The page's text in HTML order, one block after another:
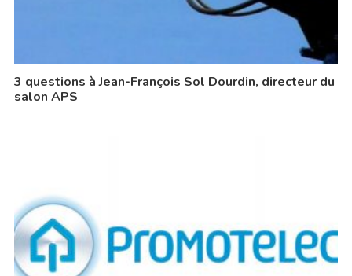
3 questions à Jean-François Sol Dourdin, directeur du
salon APS